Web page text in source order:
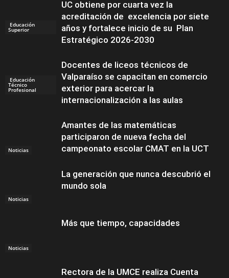
Educación
Superior
UC obtiene por cuarta vez la
acreditación de excelencia por siete
años y fortalece inicio de su Plan
Estratégico 2026-2030
Educación
Técnico
Profesional
Docentes de liceos técnicos de
Valparaíso se capacitan en comercio
exterior para acercar la
internacionalización a las aulas
Noticias
Amantes de las matemáticas
participaron de nueva fecha del
campeonato escolar CMAT en la UCT
Noticias
La generación que nunca descubrió el
mundo sola
Noticias
Más que tiempo, capacidades
Rectora de la UMCE realiza Cuenta